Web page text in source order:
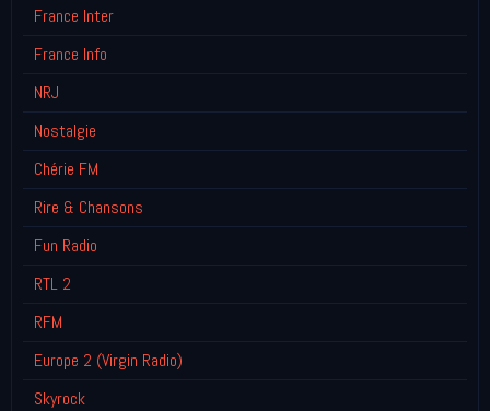
France Inter
France Info
NRJ
Nostalgie
Chérie FM
Rire & Chansons
Fun Radio
RTL 2
RFM
Europe 2 (Virgin Radio)
Skyrock